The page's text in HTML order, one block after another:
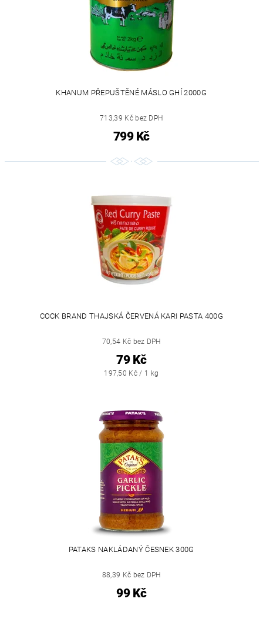
KHANUM PŘEPUŠTĚNÉ MÁSLO GHÍ 2000G
713,39 Kč bez DPH
799 Kč
COCK BRAND THAJSKÁ ČERVENÁ KARI PASTA 400G
70,54 Kč bez DPH
79 Kč
197,50 Kč / 1 kg
PATAKS NAKLÁDANÝ ČESNEK 300G
88,39 Kč bez DPH
99 Kč